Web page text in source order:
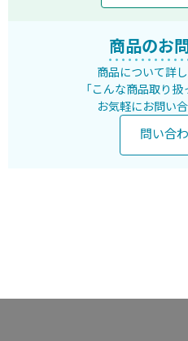
商品のお
商品について詳
「こんな商品取り扱
お気軽にお問い
問い合